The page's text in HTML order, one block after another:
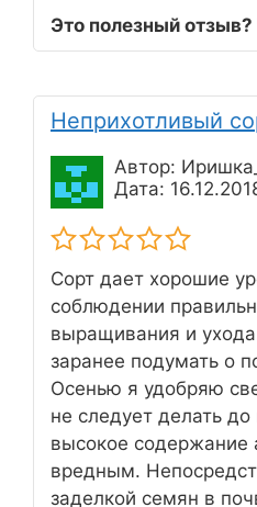
Это полезный отзыв?
Неприхотливый
Автор:
Дата:
Сорт дает хорошие
соблюдении
выращивания и
заранее подумать о
Осенью я удобряю
не следует делать до
высокое содержание
вредным.
заделкой семян в